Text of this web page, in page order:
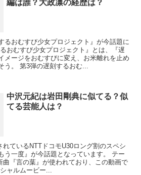
編は誰？大政凛の経歴は？
るおむすび少女プロジェクト』が今話題に
おむすび少女プロジェクト』とは、『遅
メージをおむすびに変え、お米離れを止め
う。 第3弾の遅刻するおむ...
中沢元紀は岩田剛典に似てる？似
てる芸能人は？
れているNTTドコモU30ロング割のスペシ
う一度』が今話題となっています。 テー
曲『言の葉』が使われており、この動画で
ャルムービー...